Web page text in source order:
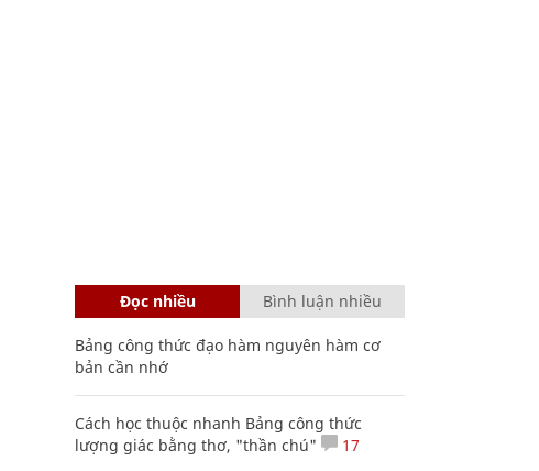
Đọc nhiều Bình luận nhiều
Bảng công thức đạo hàm nguyên hàm cơ
bản cần nhớ
Cách học thuộc nhanh Bảng công thức
lượng giác bằng thơ, "thần chú"
17